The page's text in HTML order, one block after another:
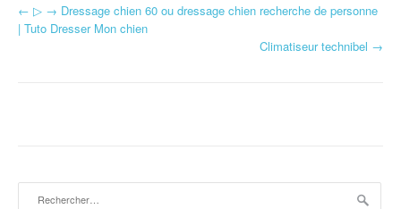
Navigation d'article
← ▷ → Dressage chien 60 ou dressage chien recherche de personne
| Tuto Dresser Mon chien
Climatiseur technibel →